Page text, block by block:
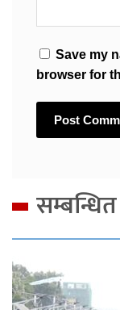
Save my
browser for